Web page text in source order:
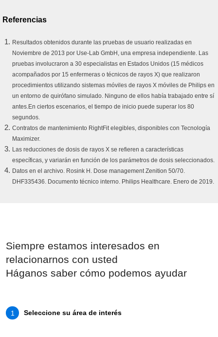
Referencias
Resultados obtenidos durante las pruebas de usuario realizadas en
Noviembre de 2013 por Use-Lab GmbH, una empresa independiente. Las
pruebas involucraron a 30 especialistas en Estados Unidos (15 médicos
acompañados por 15 enfermeras o técnicos de rayos X) que realizaron
procedimientos utilizando sistemas móviles de rayos X móviles de Philips en
un entorno de quirófano simulado. Ninguno de ellos había trabajado entre sí
antes.En ciertos escenarios, el tiempo de inicio puede superar los 80
segundos.
Contratos de mantenimiento RightFit elegibles, disponibles con Tecnología
Maximizer.
Las reducciones de dosis de rayos X se refieren a características
específicas, y variarán en función de los parámetros de dosis seleccionados.
Datos en el archivo. Rosink H. Dose management Zenition 50/70.
DHF335436. Documento técnico interno. Philips Healthcare. Enero de 2019.
Siempre estamos interesados en
relacionarnos con usted
Háganos saber cómo podemos ayudar
1 Seleccione su área de interés